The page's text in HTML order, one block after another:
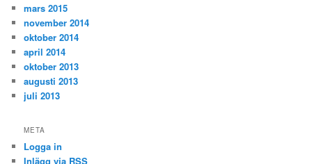
mars 2015
november 2014
oktober 2014
april 2014
oktober 2013
augusti 2013
juli 2013
META
Logga in
Inlägg via RSS